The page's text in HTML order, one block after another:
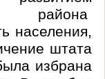
района
населения,
штата
избрана